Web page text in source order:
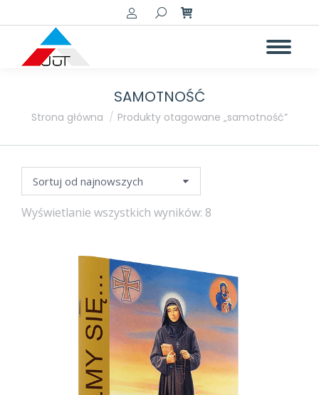
Szukaj:
SAMOTNOŚĆ
Jesteś tutaj:
Strona główna Produkty otagowane „samotność”
Wyświetlanie wszystkich wyników: 8